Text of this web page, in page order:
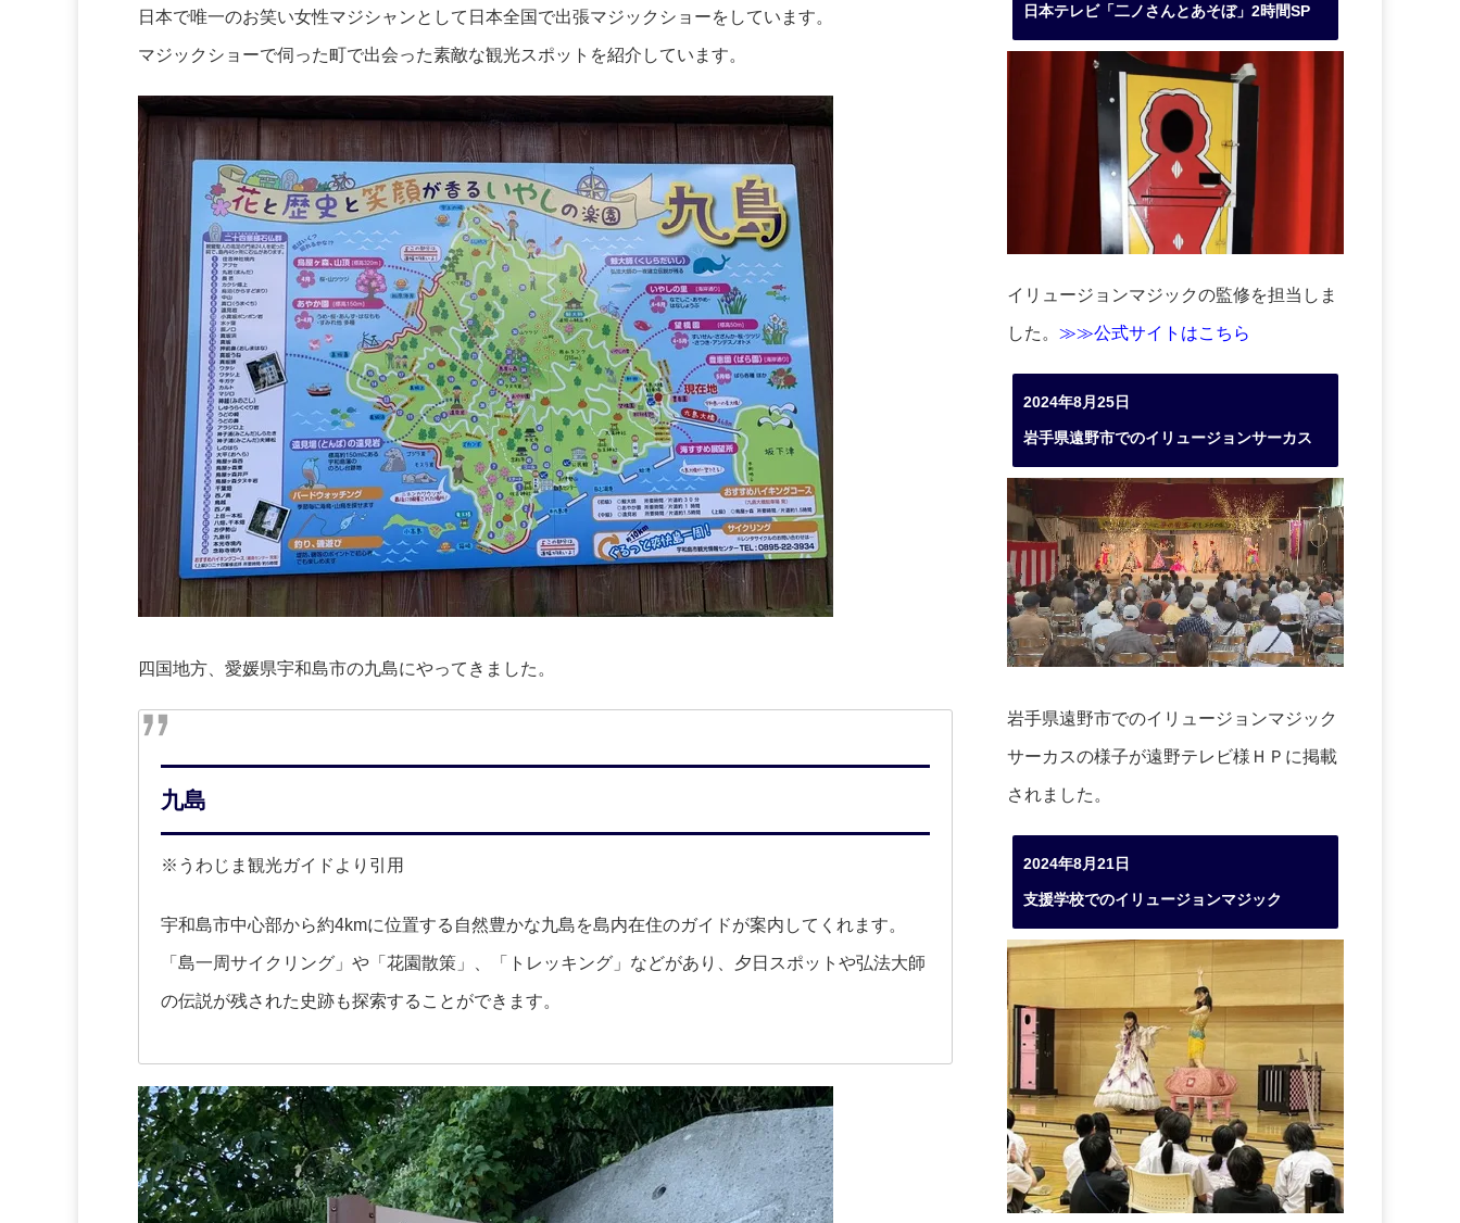
日本で唯一のお笑い女性マジシャンとして日本全国で出張マジックショーをしています。
マジックショーで伺った町で出会った素敵な観光スポットを紹介しています。
四国地方、愛媛県宇和島市の九島にやってきました。
九島
※うわじま観光ガイドより引用
宇和島市中心部から約4kmに位置する自然豊かな九島を島内在住のガイドが案内してくれます。
「島一周サイクリング」や「花園散策」、「トレッキング」などがあり、夕日スポットや弘法大師
の伝説が残された史跡も探索することができます。
日本テレビ「二ノさんとあそぼ」2時間SP
イリュージョンマジックの監修を担当しま
した。 ≫≫公式サイトはこちら
2024年8月25日
岩手県遠野市でのイリュージョンサーカス
岩手県遠野市でのイリュージョンマジック
サーカスの様子が遠野テレビ様ＨＰに掲載
されました。
2024年8月21日
支援学校でのイリュージョンマジック